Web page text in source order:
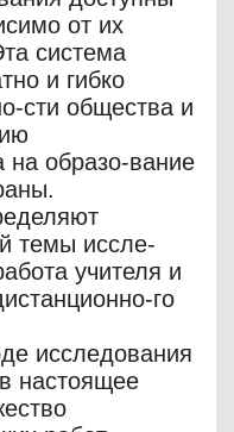
от их
система
и гибко
сти общества и
на образо-вание
темы иссле-
учителя и
го
исследования
настоящее